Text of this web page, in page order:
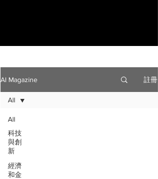
AI Magazine 註冊
All
科技
與創
新
經濟
和金
All